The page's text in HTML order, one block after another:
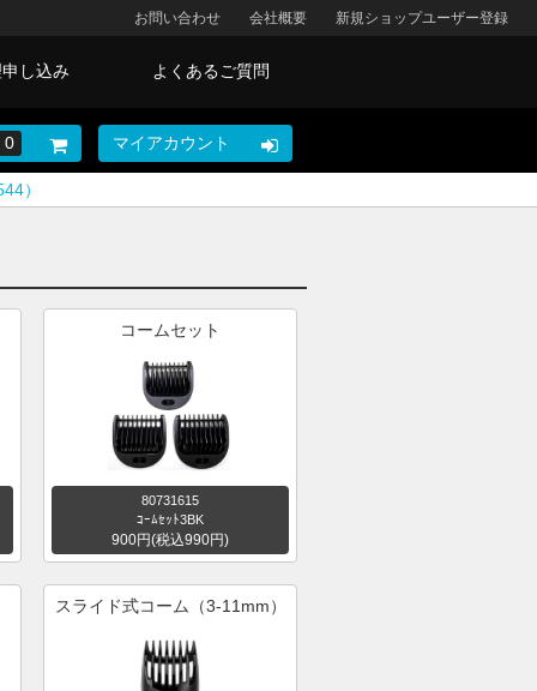
新規ショップユーザー登録
会社概要
お問い合わせ
し込み よくあるご質問
0 マイアカウント
）
コームセット
80731615
ｺｰﾑｾｯﾄ3BK
900円(税込990円)
スライド式コーム（3-11mm）